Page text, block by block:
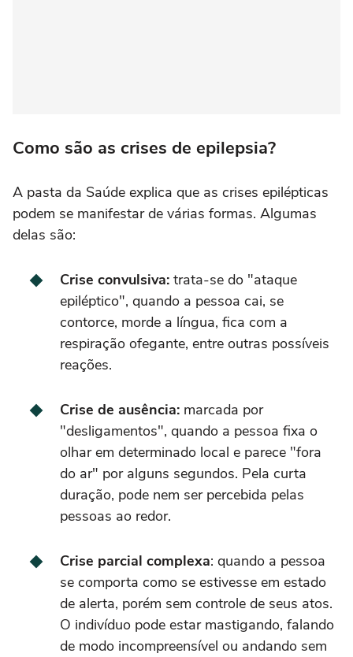
Como são as crises de epilepsia?
A pasta da Saúde explica que as crises epilépticas
podem se manifestar de várias formas. Algumas
delas são:
Crise convulsiva: trata-se do "ataque
epiléptico", quando a pessoa cai, se
contorce, morde a língua, fica com a
respiração ofegante, entre outras possíveis
reações.
Crise de ausência: marcada por
"desligamentos", quando a pessoa fixa o
olhar em determinado local e parece "fora
do ar" por alguns segundos. Pela curta
duração, pode nem ser percebida pelas
pessoas ao redor.
Crise parcial complexa: quando a pessoa
se comporta como se estivesse em estado
de alerta, porém sem controle de seus atos.
O indivíduo pode estar mastigando, falando
de modo incompreensível ou andando sem